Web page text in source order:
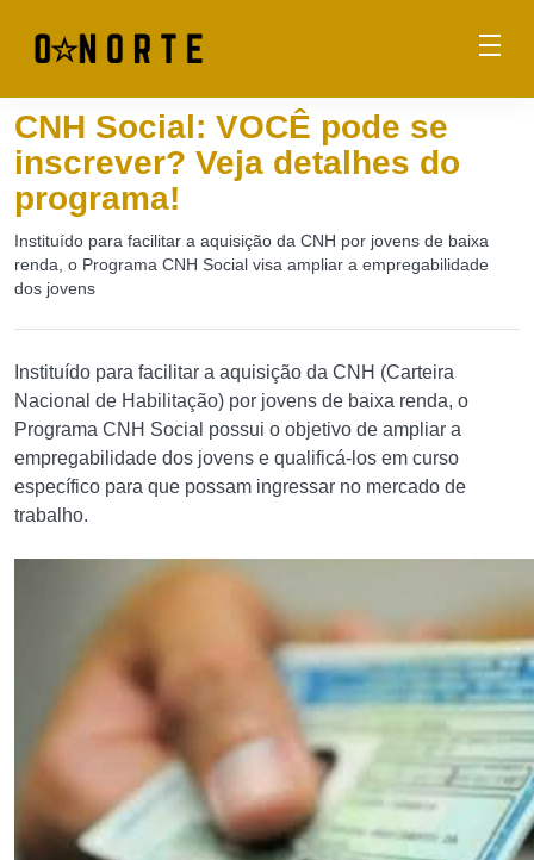
CNH Social: VOCÊ pode se
inscrever? Veja detalhes do
programa!
Instituído para facilitar a aquisição da CNH por jovens de baixa
renda, o Programa CNH Social visa ampliar a empregabilidade
dos jovens
Instituído para facilitar a aquisição da CNH (Carteira
Nacional de Habilitação) por jovens de baixa renda, o
Programa CNH Social possui o objetivo de ampliar a
empregabilidade dos jovens e qualificá-los em curso
específico para que possam ingressar no mercado de
trabalho.